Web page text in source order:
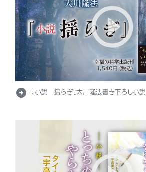
arrow_circle_right 『小説 揺らぎ』大川隆法書き下ろし小説